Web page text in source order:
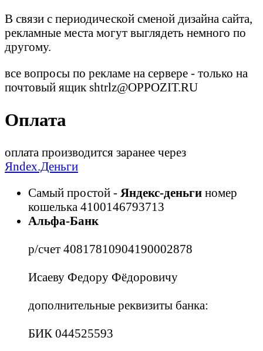
В связи с периодической сменой дизайна сайта,
рекламные места могут выглядеть немного по
другому.
все вопросы по рекламе на сервере - только на
почтовый ящик shtrlz@OPPOZIT.RU
Оплата
оплата производится заранее через
Яndex.Деньги
Самый простой - Яндекс-деньги номер
кошелька 4100146793713
Альфа-Банк
р/счет 40817810904190002878
Исаеву Федору Фёдоровичу
дополнительные реквизиты банка:
БИК 044525593